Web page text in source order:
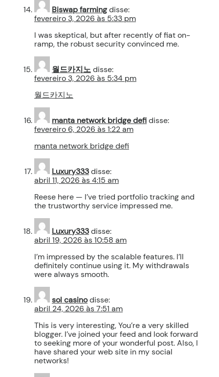
Biswap farmingdisse:
fevereiro 3, 2026 às 5:33 pm
I was skeptical, but after recently of fiat on-
ramp, the robust security convinced me.
월드카지노disse:
fevereiro 3, 2026 às 5:34 pm
월드카지노
manta network bridge defidisse:
fevereiro 6, 2026 às 1:22 am
manta network bridge defi
Luxury333disse:
abril 11, 2026 às 4:15 am
Reese here — I’ve tried portfolio tracking and
the trustworthy service impressed me.
Luxury333disse:
abril 19, 2026 às 10:58 am
I’m impressed by the scalable features. I’ll
definitely continue using it. My withdrawals
were always smooth.
sol casinodisse:
abril 24, 2026 às 7:51 am
This is very interesting, You’re a very skilled
blogger. I’ve joined your feed and look forward
to seeking more of your wonderful post. Also, I
have shared your web site in my social
networks!